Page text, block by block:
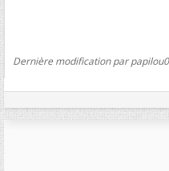
Dernière modification par